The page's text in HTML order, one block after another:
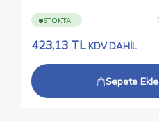
STOKTA
423,13 TL KDV DAHİL
Sepete Ekle